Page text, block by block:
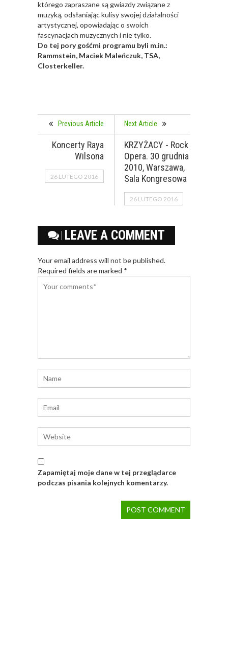
którego zapraszane są gwiazdy związane z
muzyką, odsłaniając kulisy swojej działalności
artystycznej, opowiadając o swoich
fascynacjach muzycznych i nie tylko.
Do tej pory gośćmi programu byli m.in.:
Rammstein, Maciek Maleńczuk, TSA,
Closterkeller.
Previous Article
Koncerty Raya
Wilsona
26 LUTEGO 2016
Next Article
KRZYŻACY - Rock
Opera. 30 grudnia
2010, Warszawa,
Sala Kongresowa
26 LUTEGO 2016
LEAVE A COMMENT
Your email address will not be published.
Required fields are marked *
Zapamiętaj moje dane w tej przeglądarce
podczas pisania kolejnych komentarzy.